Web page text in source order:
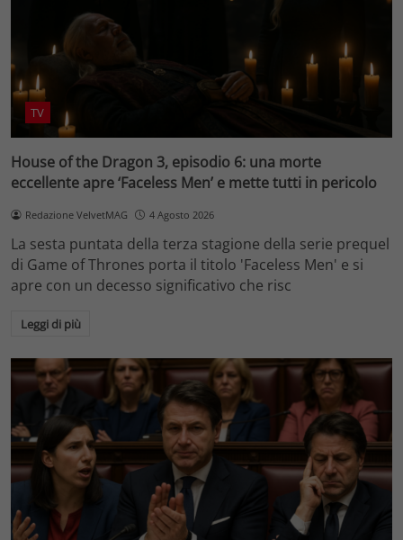
TV
House of the Dragon 3, episodio 6: una morte
eccellente apre ‘Faceless Men’ e mette tutti in pericolo
Redazione VelvetMAG 4 Agosto 2026
La sesta puntata della terza stagione della serie prequel
di Game of Thrones porta il titolo 'Faceless Men' e si
apre con un decesso significativo che risc
Leggi di più